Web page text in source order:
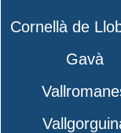
Cornellà de
Gavà